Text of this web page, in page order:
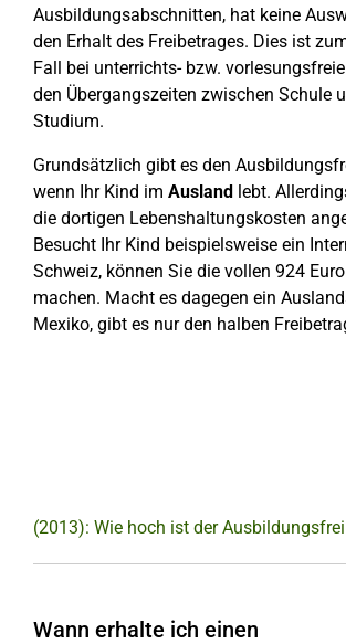
Ausbildungsabschnitten, hat keine
den Erhalt des Freibetrages. Dies ist
Fall bei unterrichts- bzw.
den Übergangszeiten zwischen Schule
Studium.
Grundsätzlich gibt es den
wenn Ihr Kind im Ausland lebt.
die dortigen Lebenshaltungskosten
Besucht Ihr Kind beispielsweise ein
Schweiz, können Sie die vollen 924
machen. Macht es dagegen ein
Mexiko, gibt es nur den halben
(2013): Wie hoch ist der
Wann erhalte ich einen